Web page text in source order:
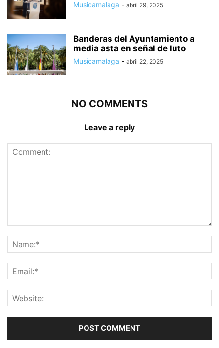
Musicamalaga - abril 29, 2025
Banderas del Ayuntamiento a
media asta en señal de luto
Musicamalaga - abril 22, 2025
NO COMMENTS
Leave a reply